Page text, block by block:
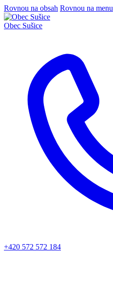
Rovnou na obsah Rovnou na menu
Obec Sušice
+420 572 572 184